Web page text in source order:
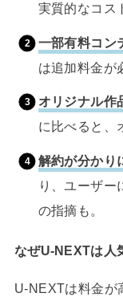
実質的なコス
一部有料コン
は追加料金が
オリジナル作
に比べると、
解約が分かり
り、ユーザー
の指摘も。
なぜU-NEXTは人
U-NEXTは料金が